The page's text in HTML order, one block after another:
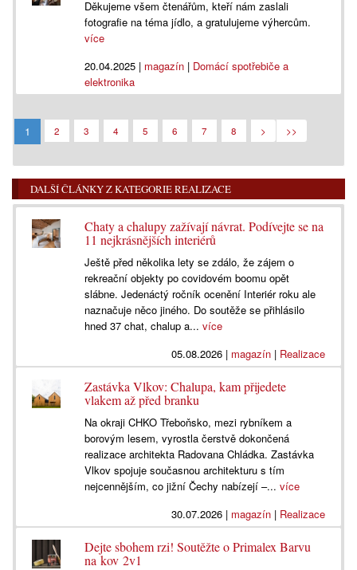
Děkujeme všem čtenářům, kteří nám zaslali
fotografie na téma jídlo, a gratulujeme výhercům.
více
20.04.2025 | magazín | Domácí spotřebiče a
elektronika
1 2 3 4 5 6 7 8 > >>
DALŠÍ ČLÁNKY Z KATEGORIE REALIZACE
Chaty a chalupy zažívají návrat. Podívejte se na
11 nejkrásnějších interiérů
Ještě před několika lety se zdálo, že zájem o
rekreační objekty po covidovém boomu opět
slábne. Jedenáctý ročník ocenění Interiér roku ale
naznačuje něco jiného. Do soutěže se přihlásilo
hned 37 chat, chalup a...více
05.08.2026| magazín| Realizace
Zastávka Vlkov: Chalupa, kam přijedete
vlakem až před branku
Na okraji CHKO Třeboňsko, mezi rybníkem a
borovým lesem, vyrostla čerstvě dokončená
realizace architekta Radovana Chládka. Zastávka
Vlkov spojuje současnou architekturu s tím
nejcennějším, co jižní Čechy nabízejí –...více
30.07.2026| magazín| Realizace
Dejte sbohem rzi! Soutěžte o Primalex Barvu
na kov 2v1